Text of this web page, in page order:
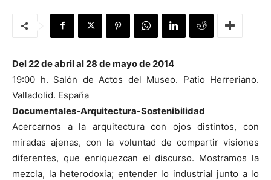
Del 22 de abril al 28 de mayo de 2014
19:00 h. Salón de Actos del Museo. Patio Herreriano.
Valladolid. España
Documentales-Arquitectura-Sostenibilidad
Acercarnos a la arquitectura con ojos distintos, con
miradas ajenas, con la voluntad de compartir visiones
diferentes, que enriquezcan el discurso. Mostramos la
mezcla, la heterodoxia; entender lo industrial junto a lo